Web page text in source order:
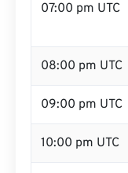
07:00 pm UTC
08:00 pm UTC
09:00 pm UTC
10:00 pm UTC